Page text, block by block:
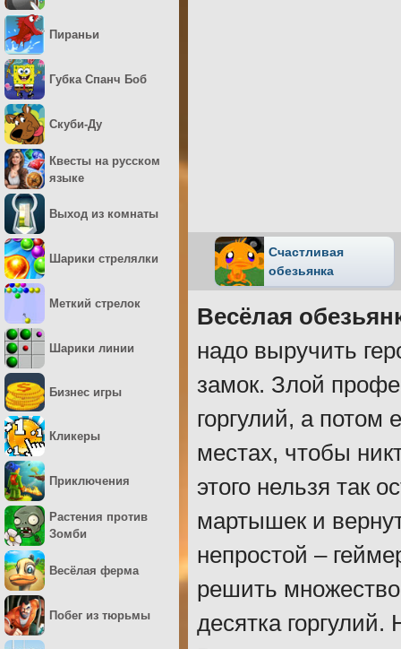
Счастливая
обезьянка
Весёлая
надо выручить
замок. Злой
горгулий, а
местах, чтобы
этого нельзя так
мартышек и
непростой –
решить
десятка
Пираньи
Губка Спанч Боб
Скуби-Ду
Квесты на русском
языке
Выход из комнаты
Шарики стрелялки
Меткий стрелок
Шарики линии
Бизнес игры
Кликеры
Приключения
Растения против
Зомби
Весёлая ферма
Побег из тюрьмы